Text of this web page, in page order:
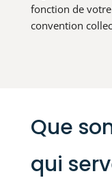
fonction de
convention
Que
qui